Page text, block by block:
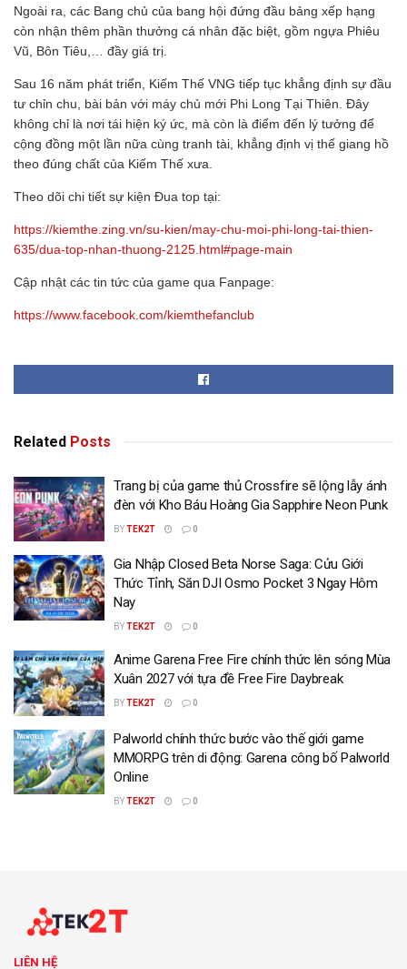
Ngoài ra, các Bang chủ của bang hội đứng đầu bảng xếp hạng
còn nhận thêm phần thưởng cá nhân đặc biệt, gồm ngựa Phiêu
Vũ, Bôn Tiêu,… đầy giá trị.
Sau 16 năm phát triển, Kiếm Thế VNG tiếp tục khẳng định sự đầu
tư chỉn chu, bài bản với máy chủ mới Phi Long Tại Thiên. Đây
không chỉ là nơi tái hiện ký ức, mà còn là điểm đến lý tưởng để
cộng đồng một lần nữa cùng tranh tài, khẳng định vị thế giang hồ
theo đúng chất của Kiếm Thế xưa.
Theo dõi chi tiết sự kiện Đua top tại:
https://kiemthe.zing.vn/su-kien/may-chu-moi-phi-long-tai-thien-
635/dua-top-nhan-thuong-2125.html#page-main
Cập nhật các tin tức của game qua Fanpage:
https://www.facebook.com/kiemthefanclub
Related Posts
Trang bị của game thủ Crossfire sẽ lộng lẫy ánh
đèn với Kho Báu Hoàng Gia Sapphire Neon Punk
BYTEK2T 0
Gia Nhập Closed Beta Norse Saga: Cửu Giới
Thức Tỉnh, Săn DJI Osmo Pocket 3 Ngay Hôm
Nay
BYTEK2T 0
Anime Garena Free Fire chính thức lên sóng Mùa
Xuân 2027 với tựa đề Free Fire Daybreak
BYTEK2T 0
Palworld chính thức bước vào thế giới game
MMORPG trên di động: Garena công bố Palworld
Online
BYTEK2T 0
LIÊN HỆ